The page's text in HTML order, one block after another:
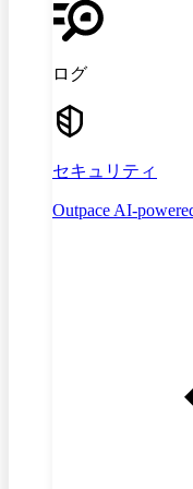
ログ
セキュリティ
Outpace AI-